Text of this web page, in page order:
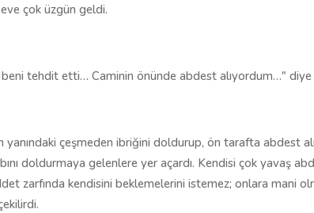
çok üzgün geldi.
tehdit etti… Caminin önünde abdest alıyordum…" diye
yanındaki çeşmeden ibriğini doldurup, ön tarafta abdest
doldurmaya gelenlere yer açardı. Kendisi çok yavaş
zarfında kendisini beklemelerini istemez; onlara mani